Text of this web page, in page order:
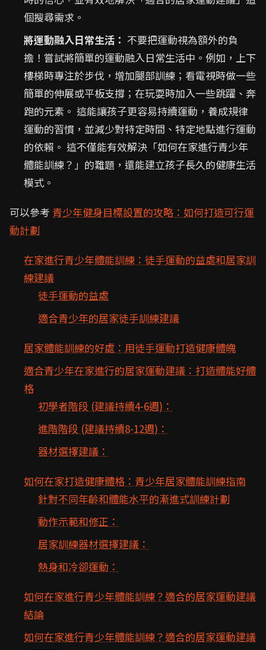
個搜尋需求。
將運動融入日常生活： 不要把運動視為額外的負
擔！嘗試將簡單的運動融入日常生活中。例如，上下
樓梯時專注於步伐，增加腿部訓練；看電視時做一些
簡單的伸展或平板支撐；在玩耍時加入一些跳躍、奔
跑的元素。 這能讓孩子更容易持續運動，養成規律
運動的習慣，並減少對特定時間、特定地點進行運動
的依賴。 這不僅能有效解決「如何在家進行青少年
體能訓練？」的難題，還能建立孩子長久的健康生活
模式。
可以參考 青少年健身目標設置的攻略：如何打造可行運
動計劃
在家進行青少年體能訓練：徒手運動的益處和居家訓
練建議
徒手運動的益處
適合青少年的居家徒手訓練建議
居家體能訓練的好處：用徒手運動打造健康體魄
適合青少年在家進行的居家運動建議：打造體能好體
格
初學者階段 (建議持續4-6週)：
進階階段 (建議持續8-12週)：
器材選擇建議：
如何在家打造健康體格：青少年居家體能訓練指南
針對不同年齡和體能水平的漸進式訓練計劃
動作示範和修正：
居家訓練器材選擇建議：
熱身和冷卻運動：
如何在家進行青少年體能訓練？適合的居家運動建議
結論
如何在家進行青少年體能訓練？適合的居家運動建議